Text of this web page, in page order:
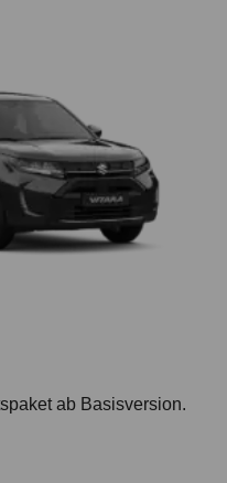
ab Basisversion.